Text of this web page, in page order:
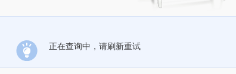
正在查询中，请刷新重试